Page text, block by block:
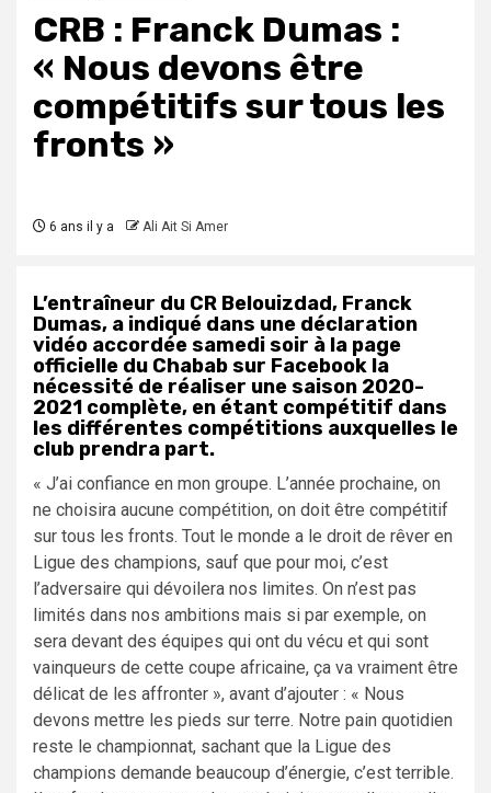
CRB : Franck Dumas :
« Nous devons être
compétitifs sur tous les
fronts »
6 ans il y a Ali Ait Si Amer
L’entraîneur du CR Belouizdad, Franck
Dumas, a indiqué dans une déclaration
vidéo accordée samedi soir à la page
officielle du Chabab sur Facebook la
nécessité de réaliser une saison 2020-
2021 complète, en étant compétitif dans
les différentes compétitions auxquelles le
club prendra part.
« J’ai confiance en mon groupe. L’année prochaine, on
ne choisira aucune compétition, on doit être compétitif
sur tous les fronts. Tout le monde a le droit de rêver en
Ligue des champions, sauf que pour moi, c’est
l’adversaire qui dévoilera nos limites. On n’est pas
limités dans nos ambitions mais si par exemple, on
sera devant des équipes qui ont du vécu et qui sont
vainqueurs de cette coupe africaine, ça va vraiment être
délicat de les affronter », avant d’ajouter : « Nous
devons mettre les pieds sur terre. Notre pain quotidien
reste le championnat, sachant que la Ligue des
champions demande beaucoup d’énergie, c’est terrible.